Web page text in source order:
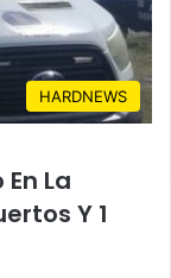
HARDNEWS
La
Y 1